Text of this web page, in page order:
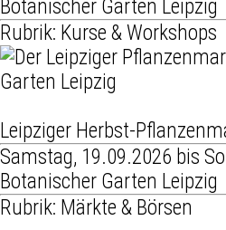
Botanischer Garten Leipzig
Rubrik: Kurse & Workshops
Leipziger Herbst-
Samstag, 19.09.2026 bis
Botanischer Garten Leipzig
Rubrik: Märkte & Börsen